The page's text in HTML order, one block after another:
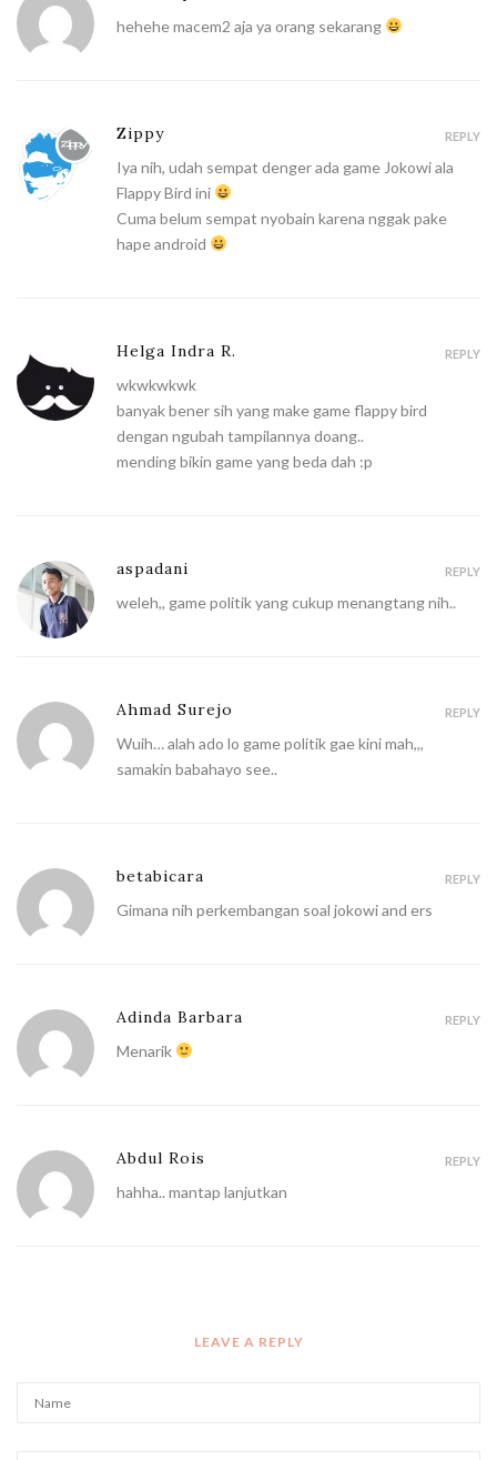
hehehe macem2 aja ya orang sekarang
Zippy
Iya nih, udah sempat denger ada game Jokowi ala
Flappy Bird ini
Cuma belum sempat nyobain karena nggak pake
hape android
REPLY
Helga Indra R.
wkwkwkwk
banyak bener sih yang make game flappy bird
dengan ngubah tampilannya doang..
mending bikin game yang beda dah :p
REPLY
aspadani
weleh,, game politik yang cukup menangtang nih..
REPLY
Ahmad Surejo
Wuih… alah ado lo game politik gae kini mah,,,
samakin babahayo see..
REPLY
betabicara
Gimana nih perkembangan soal jokowi and ers
REPLY
Adinda Barbara
Menarik
REPLY
Abdul Rois
hahha.. mantap lanjutkan
REPLY
LEAVE A REPLY